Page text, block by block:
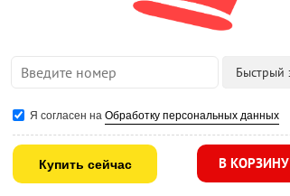
Я согласен на Обработку персональных данных
Купить сейчас В КОРЗИНУ